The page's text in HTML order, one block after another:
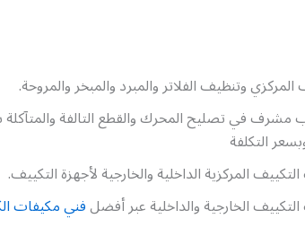
وتنظيف الفلاتر والمبرد والمبخر والمروحة.
في تصليح المحرك والقطع التالفة والمتآكلة
التكلفة
المركزية الداخلية والخارجية لأجهزة التكييف.
الخارجية والداخلية عبر أفضلفني مكيفات